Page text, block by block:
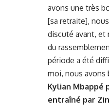
avons une très
[sa retraite],
discuté avant, et
du
période a été
moi, nous avons
Kylian
entraîné par